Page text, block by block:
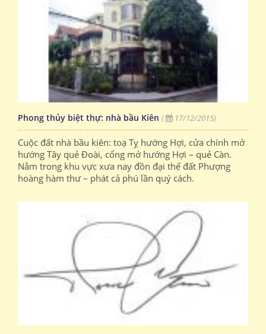
Phong thủy biệt thự: nhà bầu Kiên ( 17/12/2015)
Cuộc đất nhà bầu kiên: toạ Tỵ hướng Hợi, cửa chính mở
hướng Tây quẻ Đoài, cổng mở hướng Hợi – quẻ Càn.
Nằm trong khu vực xưa nay đồn đại thế đất Phượng
hoàng hàm thư – phát cả phú lần quý cách.